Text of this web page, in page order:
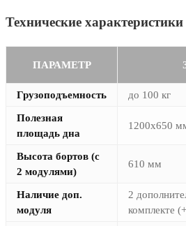
Технические характеристики
ПАРАМЕТР
Грузоподъемность до 100 кг
Полезная
площадь дна
1200х650
Высота бортов (с
2 модулями)
610 мм
Наличие доп.
модуля
2
комплекте